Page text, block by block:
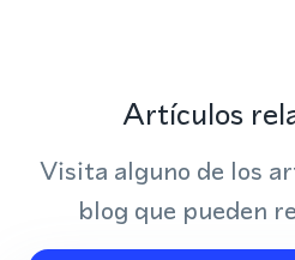
Artículos
Visita alguno de los
blog que pueden